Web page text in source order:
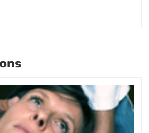
aux recommandations de
ostéoarticulaire, viscéral ou
adultes ou seniors, actifs ou
douleurs aiguës ou chroniques,
un traitement ostéopathique